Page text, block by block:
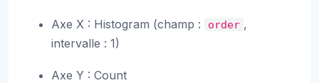
Axe X : Histogram (champ : order ,
intervalle : 1)
Axe Y : Count